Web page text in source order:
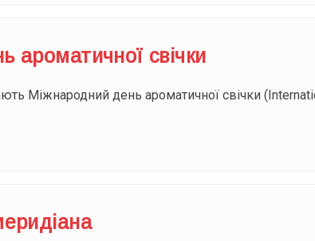
ароматичної свічки
Міжнародний день ароматичної свічки